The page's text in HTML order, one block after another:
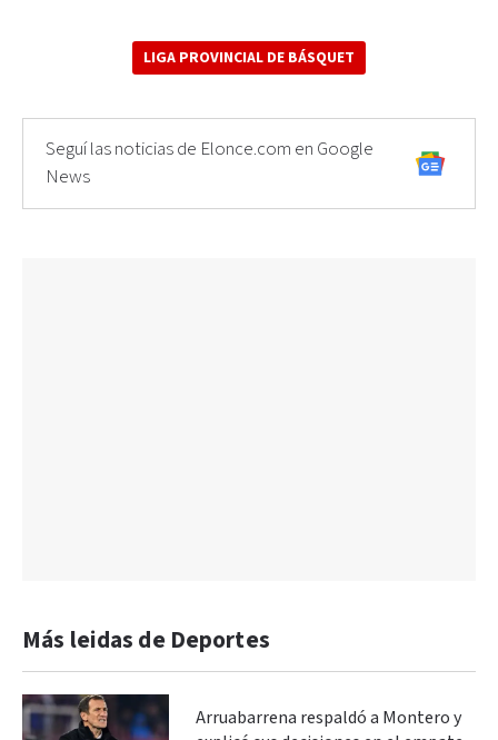
LIGA PROVINCIAL DE BÁSQUET
Seguí las noticias de Elonce.com en Google
News
Más leidas de Deportes
Arruabarrena respaldó a Montero y